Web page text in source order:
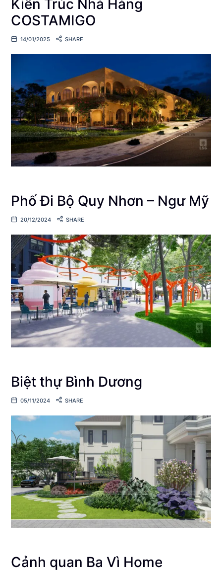
Kiến Trúc Nhà Hàng
COSTAMIGO
14/01/2025 SHARE
Phố Đi Bộ Quy Nhơn – Ngư Mỹ
20/12/2024 SHARE
Biệt thự Bình Dương
05/11/2024 SHARE
Cảnh quan Ba Vì Home